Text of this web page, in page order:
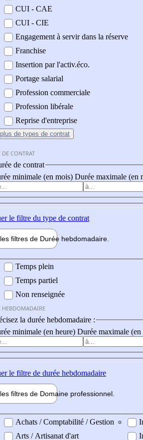
CUI - CAE
CUI - CIE
Engagement à servir dans la réserve
Franchise
Insertion par l'activ.éco.
Portage salarial
Profession commerciale
Profession libérale
Reprise d'entreprise
de types de contrat
DE CONTRAT
de contrat
minimale (en mois) Durée maximale (en
le filtre du type de contrat
filtres de Durée hebdomadaire
hebdomadaire
Temps plein
Temps partiel
Non renseignée
HEBDOMADAIRE
la durée hebdomadaire :
minimale (en heure) Durée maximale (en
le filtre de durée hebdomadaire
filtres de Domaine professionnel
professionel
Achats / Comptabilité / Gestion
Arts / Artisanat d'art